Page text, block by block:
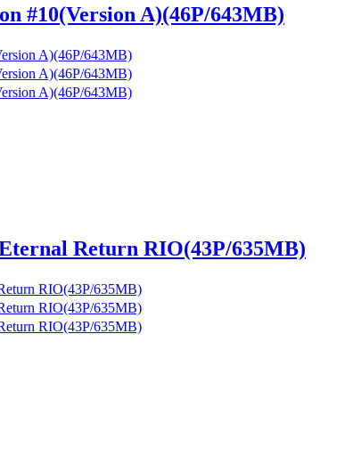
#10(Version A)(46P/643MB)
Return RIO(43P/635MB)